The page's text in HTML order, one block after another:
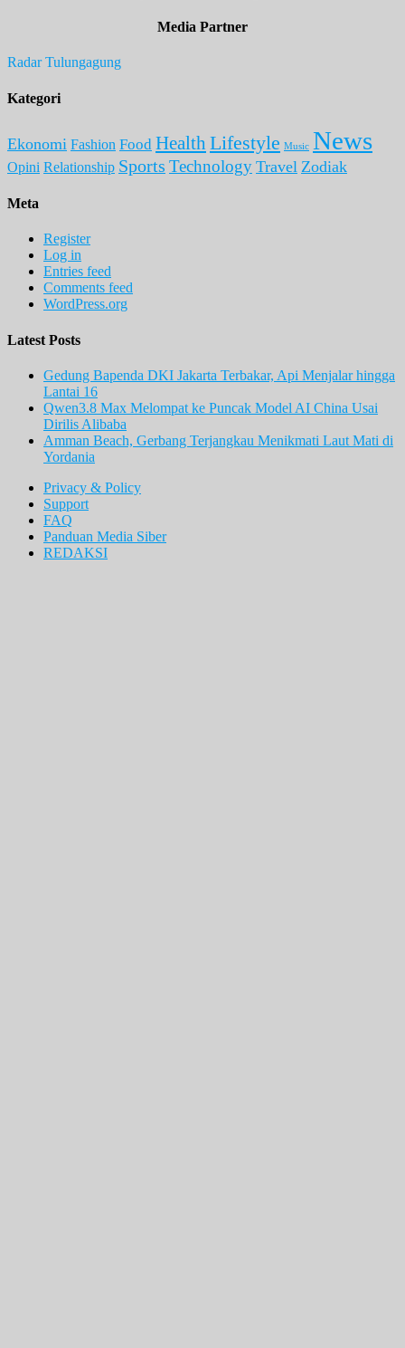
Media Partner
Radar Tulungagung
Kategori
Ekonomi Fashion Food Health Lifestyle Music News
Opini Relationship Sports Technology Travel Zodiak
Meta
Register
Log in
Entries feed
Comments feed
WordPress.org
Latest Posts
Gedung Bapenda DKI Jakarta Terbakar, Api Menjalar hingga
Lantai 16
Qwen3.8 Max Melompat ke Puncak Model AI China Usai
Dirilis Alibaba
Amman Beach, Gerbang Terjangkau Menikmati Laut Mati di
Yordania
Privacy & Policy
Support
FAQ
Panduan Media Siber
REDAKSI